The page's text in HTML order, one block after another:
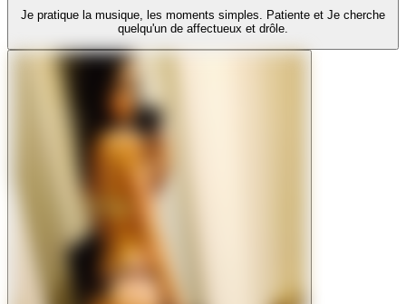
Je pratique la musique, les moments simples. Patiente et Je cherche
quelqu'un de affectueux et drôle.